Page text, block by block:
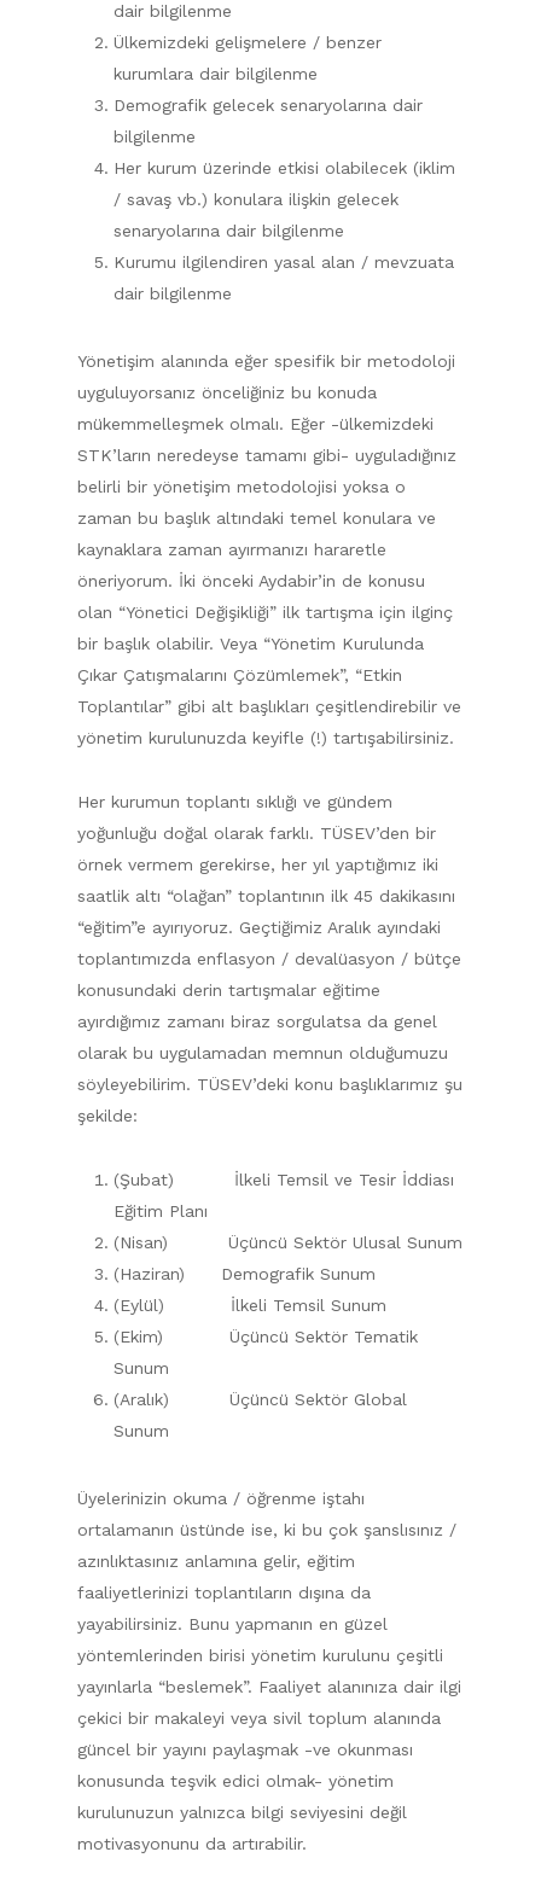
dair bilgilenme
Ülkemizdeki gelişmelere / benzer
kurumlara dair bilgilenme
Demografik gelecek senaryolarına dair
bilgilenme
Her kurum üzerinde etkisi olabilecek (iklim
/ savaş vb.) konulara ilişkin gelecek
senaryolarına dair bilgilenme
Kurumu ilgilendiren yasal alan / mevzuata
dair bilgilenme
Yönetişim alanında eğer spesifik bir metodoloji
uyguluyorsanız önceliğiniz bu konuda
mükemmelleşmek olmalı. Eğer -ülkemizdeki
STK’ların neredeyse tamamı gibi- uyguladığınız
belirli bir yönetişim metodolojisi yoksa o
zaman bu başlık altındaki temel konulara ve
kaynaklara zaman ayırmanızı hararetle
öneriyorum. İki önceki Aydabir’in de konusu
olan “Yönetici Değişikliği” ilk tartışma için ilginç
bir başlık olabilir. Veya “Yönetim Kurulunda
Çıkar Çatışmalarını Çözümlemek”, “Etkin
Toplantılar” gibi alt başlıkları çeşitlendirebilir ve
yönetim kurulunuzda keyifle (!) tartışabilirsiniz.
Her kurumun toplantı sıklığı ve gündem
yoğunluğu doğal olarak farklı. TÜSEV’den bir
örnek vermem gerekirse, her yıl yaptığımız iki
saatlik altı “olağan” toplantının ilk 45 dakikasını
“eğitim”e ayırıyoruz. Geçtiğimiz Aralık ayındaki
toplantımızda enflasyon / devalüasyon / bütçe
konusundaki derin tartışmalar eğitime
ayırdığımız zamanı biraz sorgulatsa da genel
olarak bu uygulamadan memnun olduğumuzu
söyleyebilirim. TÜSEV’deki konu başlıklarımız şu
şekilde:
(Şubat) İlkeli Temsil ve Tesir İddiası
Eğitim Planı
(Nisan) Üçüncü Sektör Ulusal Sunum
(Haziran) Demografik Sunum
(Eylül) İlkeli Temsil Sunum
(Ekim) Üçüncü Sektör Tematik
Sunum
(Aralık) Üçüncü Sektör Global
Sunum
Üyelerinizin okuma / öğrenme iştahı
ortalamanın üstünde ise, ki bu çok şanslısınız /
azınlıktasınız anlamına gelir, eğitim
faaliyetlerinizi toplantıların dışına da
yayabilirsiniz. Bunu yapmanın en güzel
yöntemlerinden birisi yönetim kurulunu çeşitli
yayınlarla “beslemek”. Faaliyet alanınıza dair ilgi
çekici bir makaleyi veya sivil toplum alanında
güncel bir yayını paylaşmak -ve okunması
konusunda teşvik edici olmak- yönetim
kurulunuzun yalnızca bilgi seviyesini değil
motivasyonunu da artırabilir.